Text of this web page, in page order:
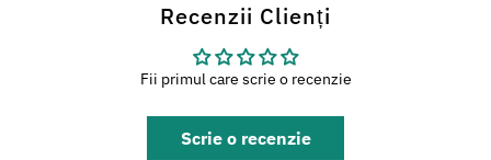
Recenzii Clienți
Fii primul care scrie o recenzie
Scrie o recenzie